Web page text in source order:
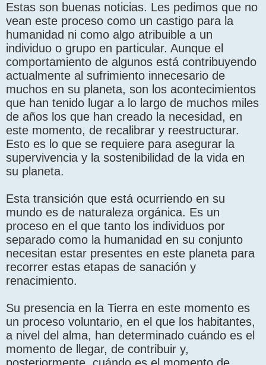
Estas son buenas noticias. Les pedimos que no
vean este proceso como un castigo para la
humanidad ni como algo atribuible a un
individuo o grupo en particular. Aunque el
comportamiento de algunos está contribuyendo
actualmente al sufrimiento innecesario de
muchos en su planeta, son los acontecimientos
que han tenido lugar a lo largo de muchos miles
de años los que han creado la necesidad, en
este momento, de recalibrar y reestructurar.
Esto es lo que se requiere para asegurar la
supervivencia y la sostenibilidad de la vida en
su planeta.
Esta transición que está ocurriendo en su
mundo es de naturaleza orgánica. Es un
proceso en el que tanto los individuos por
separado como la humanidad en su conjunto
necesitan estar presentes en este planeta para
recorrer estas etapas de sanación y
renacimiento.
Su presencia en la Tierra en este momento es
un proceso voluntario, en el que los habitantes,
a nivel del alma, han determinado cuándo es el
momento de llegar, de contribuir y,